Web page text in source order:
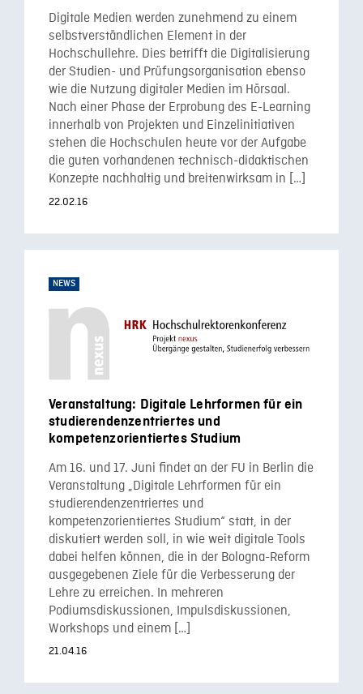
Digitale Medien werden zunehmend zu einem
selbstverständlichen Element in der
Hochschullehre. Dies betrifft die Digitalisierung
der Studien- und Prüfungsorganisation ebenso
wie die Nutzung digitaler Medien im Hörsaal.
Nach einer Phase der Erprobung des E-Learning
innerhalb von Projekten und Einzelinitiativen
stehen die Hochschulen heute vor der Aufgabe
die guten vorhandenen technisch-didaktischen
Konzepte nachhaltig und breitenwirksam in […]
22.02.16
NEWS
Veranstaltung: Digitale Lehrformen für ein
studierendenzentriertes und
kompetenzorientiertes Studium
Am 16. und 17. Juni findet an der FU in Berlin die
Veranstaltung „Digitale Lehrformen für ein
studierendenzentriertes und
kompetenzorientiertes Studium“ statt, in der
diskutiert werden soll, in wie weit digitale Tools
dabei helfen können, die in der Bologna-Reform
ausgegebenen Ziele für die Verbesserung der
Lehre zu erreichen. In mehreren
Podiumsdiskussionen, Impulsdiskussionen,
Workshops und einem […]
21.04.16